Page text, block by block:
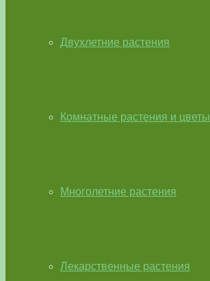
Двухлетние растения
Комнатные растения и цветы
Многолетние растения
Лекарственные растения